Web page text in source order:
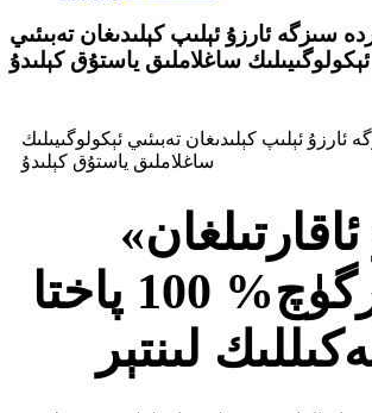
سىزگە ئارزۇ ئېلىپ كېلىدىغان تەبىئىي
ئېكولوگىيىلىك ساغلاملىق ياستۇق كېلىدۇ
ئارزۇ ئېلىپ كېلىدىغان تەبىئىي ئېكولوگىيىلىك
ساغلاملىق ياستۇق كېلىدۇ
«بۇ ئاقارتىلغان
سۈمۈرگۈچ% 100 پاختا